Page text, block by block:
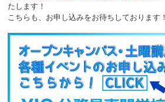
たします！
こちらも、お申し込みをお待ちしております！